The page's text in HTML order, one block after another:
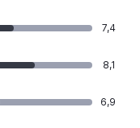
7,4
8,1
6,9